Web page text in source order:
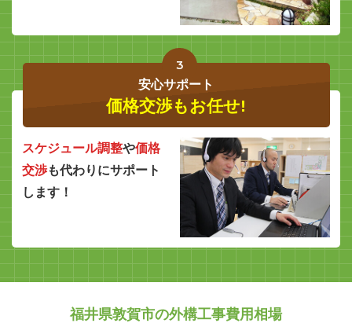
3
安心サポート
価格交渉もお任せ!
スケジュール調整や価格
交渉も代わりにサポート
します！
福井県敦賀市の外構工事費用相場